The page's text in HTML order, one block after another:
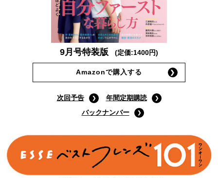
9月号特装版 (定価:1400円)
Amazonで購入する
次回予告
年間定期購読
バックナンバー